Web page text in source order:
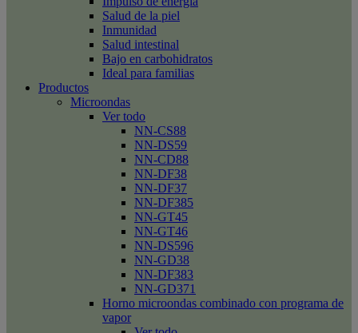
Salud de la piel
Inmunidad
Salud intestinal
Bajo en carbohidratos
Ideal para familias
Productos
Microondas
Ver todo
NN-CS88
NN-DS59
NN-CD88
NN-DF38
NN-DF37
NN-DF385
NN-GT45
NN-GT46
NN-DS596
NN-GD38
NN-DF383
NN-GD371
Horno microondas combinado con programa de
vapor